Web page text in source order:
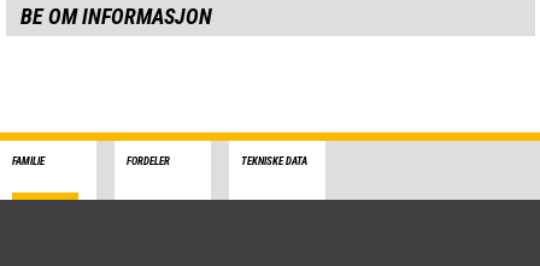
BE OM INFORMASJON
FAMILIE FORDELER TEKNISKE DATA